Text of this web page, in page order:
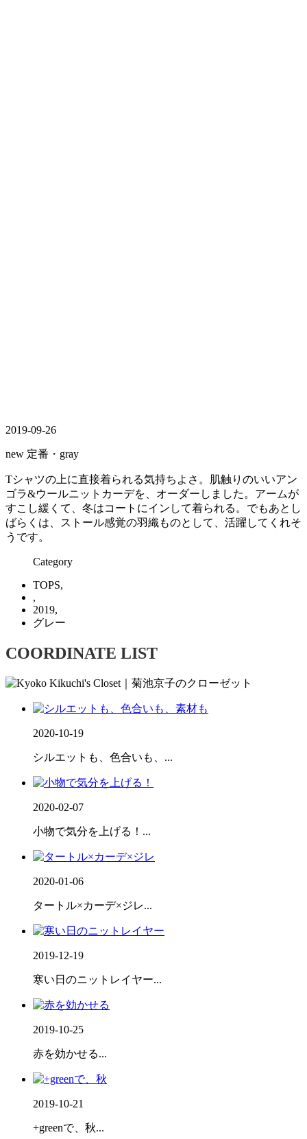
2019-09-26
new 定番・gray
Tシャツの上に直接着られる気持ちよさ。肌触りのいいアン
ゴラ&ウールニットカーデを、オーダーしました。アームが
すこし緩くて、冬はコートにインして着られる。でもあとし
ばらくは、ストール感覚の羽織ものとして、活躍してくれそ
うです。
Category
TOPS,
,
2019,
グレー
COORDINATE LIST
2020-10-19
シルエットも、色合いも、...
2020-02-07
小物で気分を上げる！...
2020-01-06
タートル×カーデ×ジレ...
2019-12-19
寒い日のニットレイヤー...
2019-10-25
赤を効かせる...
2019-10-21
+greenで、秋...